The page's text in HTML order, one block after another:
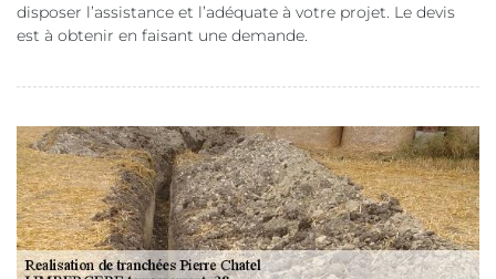
disposer l’assistance et l’adéquate à votre projet. Le devis
est à obtenir en faisant une demande.